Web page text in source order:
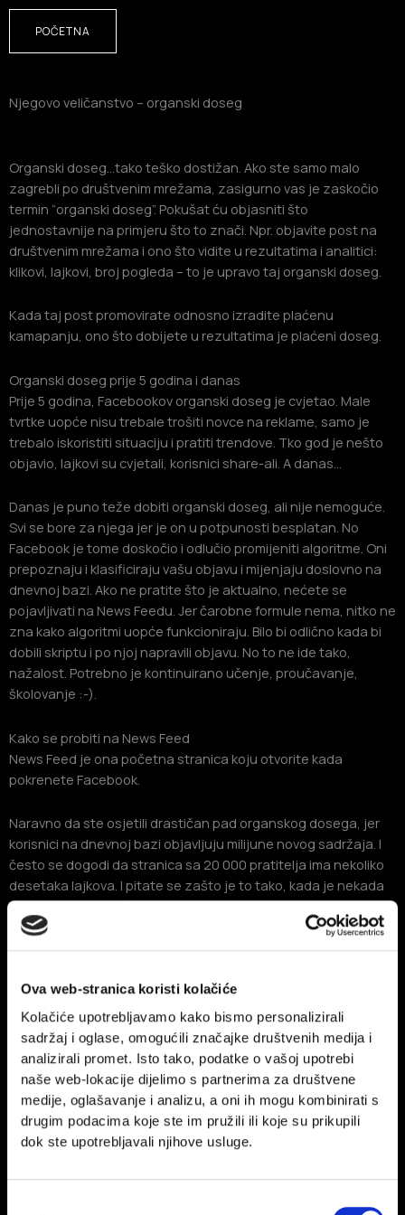
Ova web-stranica koristi kolačiće
Kolačiće upotrebljavamo kako bismo personalizirali
sadržaj i oglase, omogućili značajke društvenih medija i
analizirali promet. Isto tako, podatke o vašoj upotrebi
naše web-lokacije dijelimo s partnerima za društvene
medije, oglašavanje i analizu, a oni ih mogu kombinirati s
drugim podacima koje ste im pružili ili koje su prikupili
dok ste upotrebljavali njihove usluge.
POČETNA
Njegovo veličanstvo – organski doseg
Organski doseg…tako teško dostižan. Ako ste samo malo
zagrebli po društvenim mrežama, zasigurno vas je zaskočio
termin “organski doseg”. Pokušat ću objasniti što
jednostavnije na primjeru što to znači. Npr. objavite post na
društvenim mrežama i ono što vidite u rezultatima i analitici:
klikovi, lajkovi, broj pogleda – to je upravo taj organski doseg.
Kada taj post promovirate odnosno izradite plaćenu
kamapanju, ono što dobijete u rezultatima je plaćeni doseg.
Organski doseg prije 5 godina i danas
Prije 5 godina, Facebookov organski doseg je cvjetao. Male
tvrtke uopće nisu trebale trošiti novce na reklame, samo je
trebalo iskoristiti situaciju i pratiti trendove. Tko god je nešto
objavio, lajkovi su cvjetali, korisnici share-ali. A danas…
Danas je puno teže dobiti organski doseg, ali nije nemoguće.
Svi se bore za njega jer je on u potpunosti besplatan. No
Facebook je tome doskočio i odlučio promijeniti algoritme. Oni
prepoznaju i klasificiraju vašu objavu i mijenjaju doslovno na
dnevnoj bazi. Ako ne pratite što je aktualno, nećete se
pojavljivati na News Feedu. Jer čarobne formule nema, nitko ne
zna kako algoritmi uopće funkcioniraju. Bilo bi odlično kada bi
dobili skriptu i po njoj napravili objavu. No to ne ide tako,
nažalost. Potrebno je kontinuirano učenje, proučavanje,
školovanje :-).
Kako se probiti na News Feed
News Feed je ona početna stranica koju otvorite kada
pokrenete Facebook.
Naravno da ste osjetili drastičan pad organskog dosega, jer
korisnici na dnevnoj bazi objavljuju milijune novog sadržaja. I
često se dogodi da stranica sa 20 000 pratitelja ima nekoliko
desetaka lajkova. I pitate se zašto je to tako, kada je nekada
imala nekoliko tisuća lajkova. Ukratko – došlo je do promjene
Facebookovog načina filtriranja sadržaja.
ljudi i stranica koje pratimo, naši News feedovi bi bili pretrpani
sadržajem koji nam nije relevantan. Zbog toga Facebook ima
neku vrstu standarda za filtriranje što će nam prikazati u
sažecima, ovisno o našem ponašanju na društvenim
mrežama.